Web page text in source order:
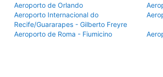
Aeroporto de Orlando
Aeroporto Internacional do
Recife/Guararapes - Gilberto Freyre
Aeroporto de Roma - Fiumicino